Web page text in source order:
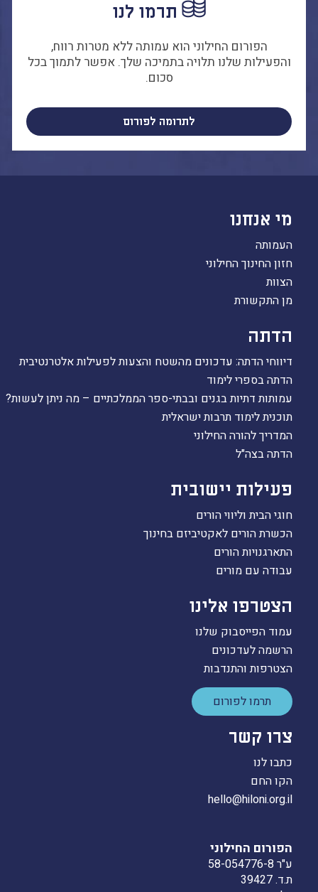
תרמו לנו
הפורום החילוני הוא עמותה ללא מטרות רווח,
והפעילות שלנו תלויה בתמיכה שלך. אפשר לתמוך בכל
סכום.
לתרומה לפורום
מי אנחנו
העמותה
חזון החינוך החילוני
הצוות
מן התקשורת
הדתה
דיווחי הדתה: עדכונים מהשטח והצעות לפעילות אלטרנטיבית
הדתה בספרי לימוד
עמותות דתיות בגנים ובבתי-ספר הממלכתיים – מה ניתן לעשות?
תוכנית לימוד תרבות ישראלית
המדריך להורה החילוני
הדתה בצה"ל
פעילות יישובית
חוגי הבית וליווי הורים
הכשרת הורים לאקטיביזם בחינוך
התארגנויות הורים
עבודה עם מורים
הצטרפו אלינו
עמוד הפייסבוק שלנו
הרשמה לעדכונים
הצטרפות והתנדבות
תרמו לפורום
צרו קשר
כתבו לנו
הקו החם
hello@hiloni.org.il
הפורום החילוני
ע"ר 58-054776-8
ת.ד. 39427